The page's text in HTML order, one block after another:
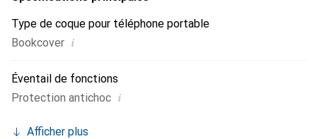
Type de coque pour téléphone portable
Bookcover i
Éventail de fonctions
Protection antichoc i
Afficher plus